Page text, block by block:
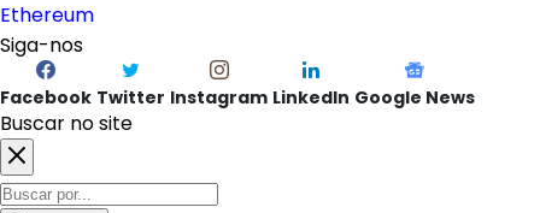
Ethereum
Siga-nos
Facebook Twitter Instagram LinkedIn Google News
Buscar no site